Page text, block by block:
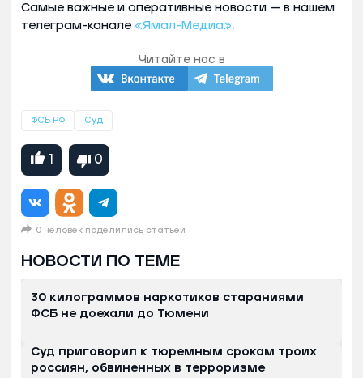
Самые важные и оперативные новости — в нашем
телеграм-канале «Ямал-Медиа».
Читайте нас в
ФСБ РФ Суд
1 0
0 человек поделились статьей
НОВОСТИ ПО ТЕМЕ
30 килограммов наркотиков стараниями
ФСБ не доехали до Тюмени
Суд приговорил к тюремным срокам троих
россиян, обвиненных в терроризме